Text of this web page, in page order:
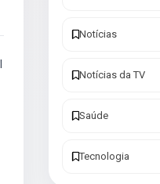
Notícias
Notícias da TV
Saúde
Tecnologia